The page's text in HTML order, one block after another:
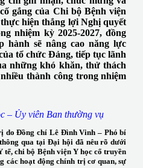
gắng của Chi bộ Bệnh viện
hiện thắng lợi Nghị quyết
nhiệm kỳ 2025-2027, đồng
hành sẽ nâng cao năng lực
tổ chức Đảng, tiếp tục lãnh
những khó khăn, thử thách
thành công trong nhiệm
– Ủy viên Ban thường vụ
Đồng chí Lê Đình Vinh – Phó bí
qua tại Đại hội đã nêu rõ dưới
tế, chi bộ Bệnh viện Y học cổ truyền
hoạt động chính trị cơ quan, sự